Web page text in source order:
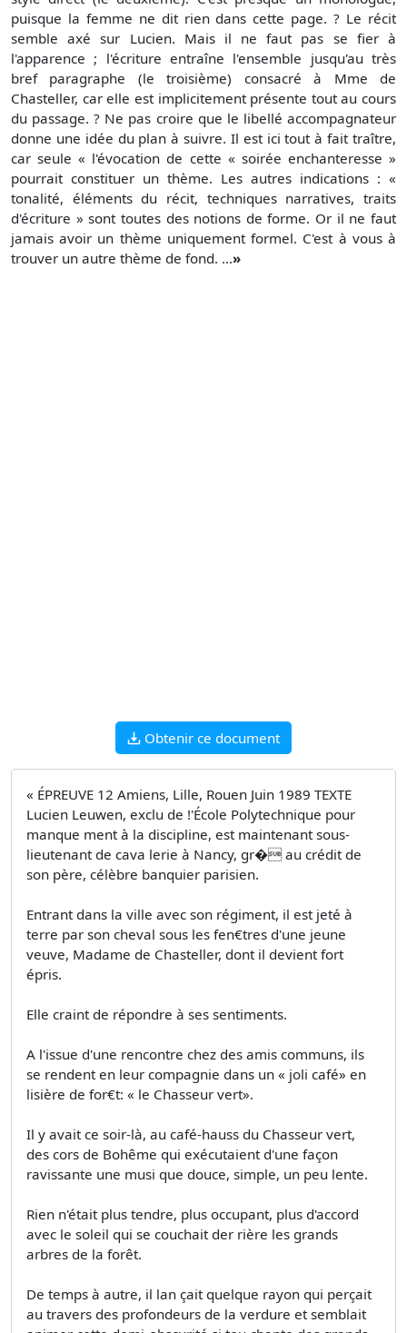
puisque la femme ne dit rien dans cette page. ? Le récit
semble axé sur Lucien. Mais il ne faut pas se fier à
l'apparence ; l'écriture entraîne l'ensemble jusqu'au très
bref paragraphe (le troisième) consacré à Mme de
Chasteller, car elle est implicitement présente tout au cours
du passage. ? Ne pas croire que le libellé accompagnateur
donne une idée du plan à suivre. Il est ici tout à fait traître,
car seule « l'évocation de cette « soirée enchanteresse »
pourrait constituer un thème. Les autres indications : «
tonalité, éléments du récit, techniques narratives, traits
d'écriture » sont toutes des notions de forme. Or il ne faut
jamais avoir un thème uniquement formel. C'est à vous à
trouver un autre thème de fond. ...»
Obtenir ce document
« ÉPREUVE 12 Amiens, Lille, Rouen Juin 1989 TEXTE
Lucien Leuwen, exclu de !'École Polytechnique pour
manque­ ment à la discipline, est maintenant sous-
lieutenant de cava­ lerie à Nancy, gr� au crédit de
son père, célèbre banquier parisien.
Entrant dans la ville avec son régiment, il est jeté à
terre par son cheval sous les fen€tres d'une jeune
veuve, Madame de Chasteller, dont il devient fort
épris.
Elle craint de répondre à ses sentiments.
A l'issue d'une rencontre chez des amis communs, ils
se rendent en leur compagnie dans un « joli café» en
lisière de for€t: « le Chasseur vert».
Il y avait ce soir-là, au café-hauss du Chasseur vert,
des cors de Bohême qui exécutaient d'une façon
ravissante une musi­ que douce, simple, un peu lente.
Rien n'était plus tendre, plus occupant, plus d'accord
avec le soleil qui se couchait der­ rière les grands
arbres de la forêt.
De temps à autre, il lan­ çait quelque rayon qui perçait
au travers des profondeurs de la verdure et semblait